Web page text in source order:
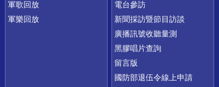
軍歌回放
軍樂回放
電台參訪
新聞採訪暨節目訪談
廣播訊號收聽量測
黑膠唱片查詢
留言版
國防部退伍令線上申請